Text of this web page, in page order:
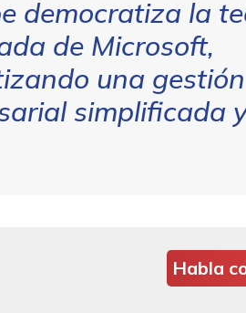
democratiza la
de Microsoft,
una gestión
simplificada
Habla